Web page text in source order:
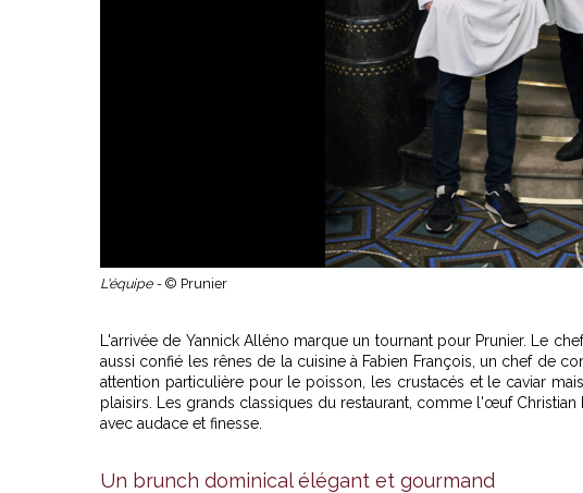
L'équipe - © Prunier
L'arrivée de Yannick Alléno marque un tournant pour Prunier. Le
aussi confié les rênes de la cuisine à Fabien François, un chef de
attention particulière pour le poisson, les crustacés et le caviar
plaisirs. Les grands classiques du restaurant, comme l'œuf
avec audace et finesse.
Un brunch dominical élégant et gourmand